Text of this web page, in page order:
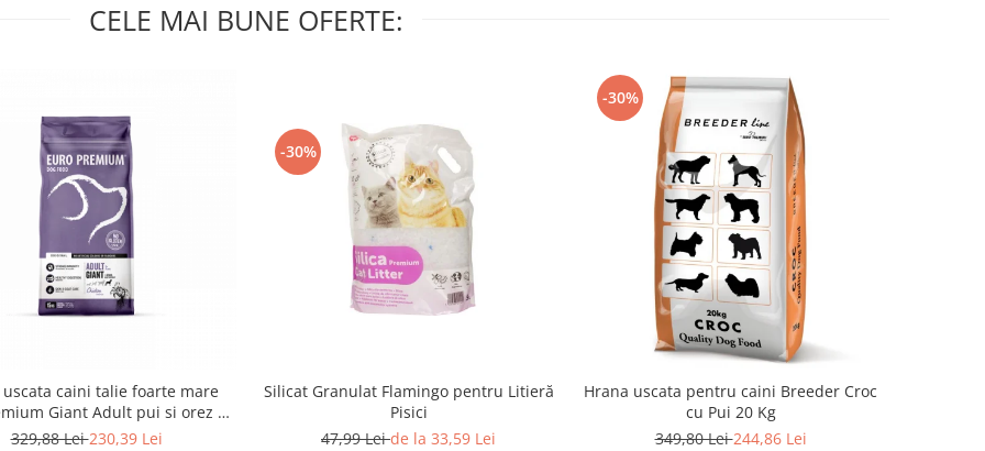
CELE MAI BUNE OFERTE:
uscata caini talie foarte mare
Giant Adult pui si orez 15
Kg
329,88 Lei230,39 Lei
-30%
Silicat Granulat Flamingo pentru Litieră
Pisici
47,99 Leide la 33,59 Lei
-30%
Hrana uscata pentru caini Breeder Croc
cu Pui 20 Kg
349,80 Lei244,86 Lei